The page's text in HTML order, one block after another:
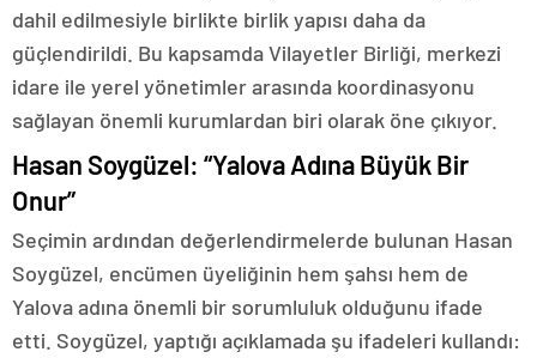
dahil edilmesiyle birlikte birlik yapısı daha da
güçlendirildi. Bu kapsamda Vilayetler Birliği, merkezi
idare ile yerel yönetimler arasında koordinasyonu
sağlayan önemli kurumlardan biri olarak öne çıkıyor.
Hasan Soygüzel: “Yalova Adına Büyük Bir
Onur”
Seçimin ardından değerlendirmelerde bulunan Hasan
Soygüzel, encümen üyeliğinin hem şahsı hem de
Yalova adına önemli bir sorumluluk olduğunu ifade
etti. Soygüzel, yaptığı açıklamada şu ifadeleri kullandı: